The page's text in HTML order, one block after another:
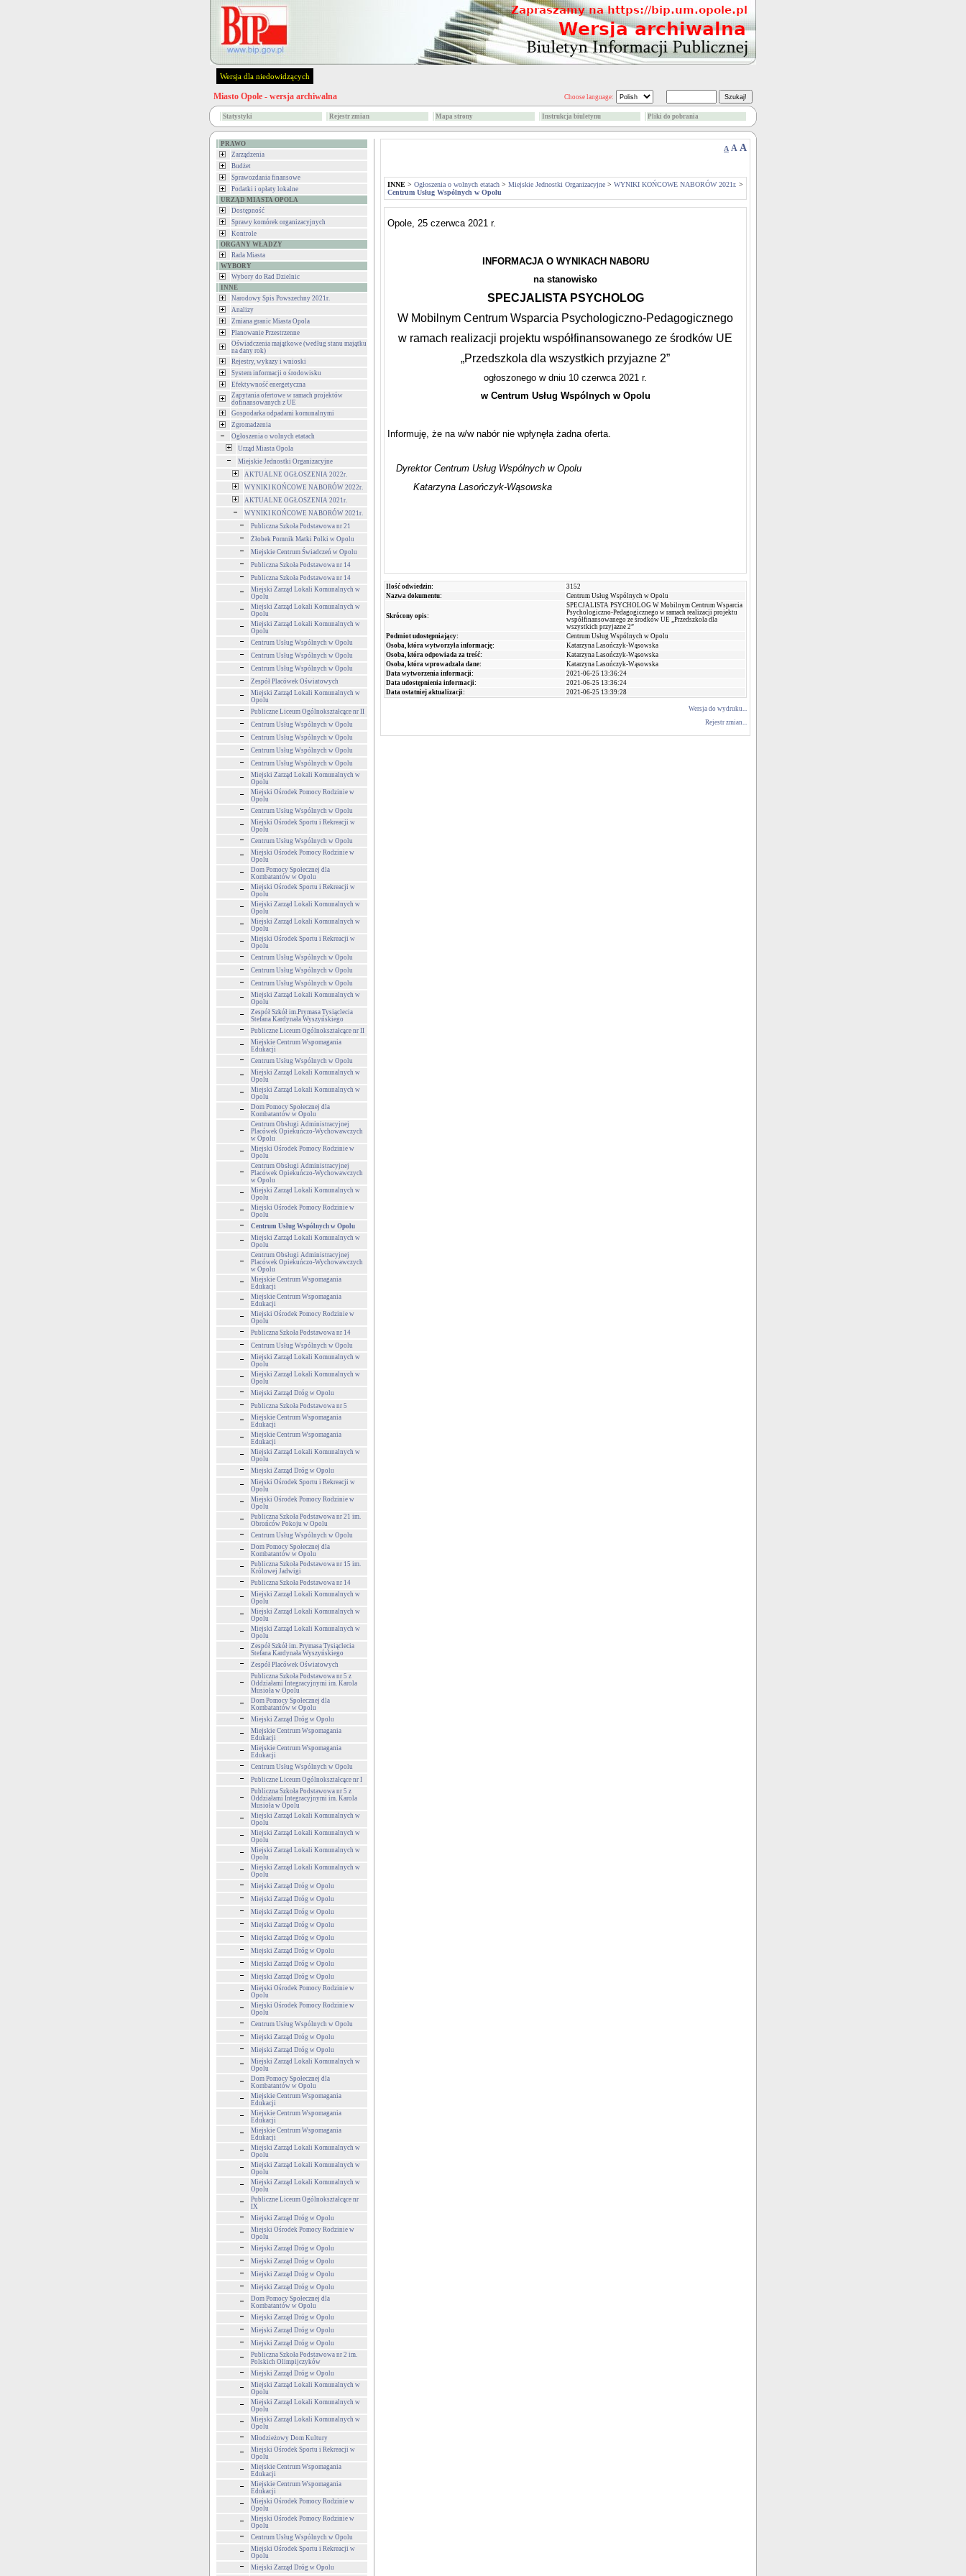
Wersja dla niedowidzących
Miasto Opole - wersja archiwalna Choose language:
Statystyki Rejestr zmian Mapa strony Instrukcja biuletynu Pliki do pobrania
PRAWO
Zarządzenia
Budżet
Sprawozdania finansowe
Podatki i opłaty lokalne
URZĄD MIASTA OPOLA
Dostępność
Sprawy komórek organizacyjnych
Kontrole
ORGANY WŁADZY
Rada Miasta
WYBORY
Wybory do Rad Dzielnic
INNE
Narodowy Spis Powszechny 2021r.
Analizy
Zmiana granic Miasta Opola
Planowanie Przestrzenne
Oświadczenia majątkowe (według stanu majątku
na dany rok)
Rejestry, wykazy i wnioski
System informacji o środowisku
Efektywność energetyczna
Zapytania ofertowe w ramach projektów
dofinansowanych z UE
Gospodarka odpadami komunalnymi
Zgromadzenia
Ogłoszenia o wolnych etatach
Urząd Miasta Opola
Miejskie Jednostki Organizacyjne
AKTUALNE OGŁOSZENIA 2022r.
WYNIKI KOŃCOWE NABORÓW 2022r.
AKTUALNE OGŁOSZENIA 2021r.
WYNIKI KOŃCOWE NABORÓW 2021r.
Publiczna Szkoła Podstawowa nr 21
Żłobek Pomnik Matki Polki w Opolu
Miejskie Centrum Świadczeń w Opolu
Publiczna Szkoła Podstawowa nr 14
Publiczna Szkoła Podstawowa nr 14
Miejski Zarząd Lokali Komunalnych w
Opolu
Miejski Zarząd Lokali Komunalnych w
Opolu
Miejski Zarząd Lokali Komunalnych w
Opolu
Centrum Usług Wspólnych w Opolu
Centrum Usług Wspólnych w Opolu
Centrum Usług Wspólnych w Opolu
Zespół Placówek Oświatowych
Miejski Zarząd Lokali Komunalnych w
Opolu
Publiczne Liceum Ogólnokształcące nr II
Centrum Usług Wspólnych w Opolu
Centrum Usług Wspólnych w Opolu
Centrum Usług Wspólnych w Opolu
Centrum Usług Wspólnych w Opolu
Miejski Zarząd Lokali Komunalnych w
Opolu
Miejski Ośrodek Pomocy Rodzinie w
Opolu
Centrum Usług Wspólnych w Opolu
Miejski Ośrodek Sportu i Rekreacji w
Opolu
Centrum Usług Wspólnych w Opolu
Miejski Ośrodek Pomocy Rodzinie w
Opolu
Dom Pomocy Społecznej dla
Kombatantów w Opolu
Miejski Ośrodek Sportu i Rekreacji w
Opolu
Miejski Zarząd Lokali Komunalnych w
Opolu
Miejski Zarząd Lokali Komunalnych w
Opolu
Miejski Ośrodek Sportu i Rekreacji w
Opolu
Centrum Usług Wspólnych w Opolu
Centrum Usług Wspólnych w Opolu
Centrum Usług Wspólnych w Opolu
Miejski Zarząd Lokali Komunalnych w
Opolu
Zespół Szkół im.Prymasa Tysiąclecia
Stefana Kardynała Wyszyńskiego
Publiczne Liceum Ogólnokształcące nr II
Miejskie Centrum Wspomagania
Edukacji
Centrum Usług Wspólnych w Opolu
Miejski Zarząd Lokali Komunalnych w
Opolu
Miejski Zarząd Lokali Komunalnych w
Opolu
Dom Pomocy Społecznej dla
Kombatantów w Opolu
Centrum Obsługi Administracyjnej
Placówek Opiekuńczo-Wychowawczych
w Opolu
Miejski Ośrodek Pomocy Rodzinie w
Opolu
Centrum Obsługi Administracyjnej
Placówek Opiekuńczo-Wychowawczych
w Opolu
Miejski Zarząd Lokali Komunalnych w
Opolu
Miejski Ośrodek Pomocy Rodzinie w
Opolu
Centrum Usług Wspólnych w Opolu
Miejski Zarząd Lokali Komunalnych w
Opolu
Centrum Obsługi Administracyjnej
Placówek Opiekuńczo-Wychowawczych
w Opolu
Miejskie Centrum Wspomagania
Edukacji
Miejskie Centrum Wspomagania
Edukacji
Miejski Ośrodek Pomocy Rodzinie w
Opolu
Publiczna Szkoła Podstawowa nr 14
Centrum Usług Wspólnych w Opolu
Miejski Zarząd Lokali Komunalnych w
Opolu
Miejski Zarząd Lokali Komunalnych w
Opolu
Miejski Zarząd Dróg w Opolu
Publiczna Szkoła Podstawowa nr 5
Miejskie Centrum Wspomagania
Edukacji
Miejskie Centrum Wspomagania
Edukacji
Miejski Zarząd Lokali Komunalnych w
Opolu
Miejski Zarząd Dróg w Opolu
Miejski Ośrodek Sportu i Rekreacji w
Opolu
Miejski Ośrodek Pomocy Rodzinie w
Opolu
Publiczna Szkoła Podstawowa nr 21 im.
Obrońców Pokoju w Opolu
Centrum Usług Wspólnych w Opolu
Dom Pomocy Społecznej dla
Kombatantów w Opolu
Publiczna Szkoła Podstawowa nr 15 im.
Królowej Jadwigi
Publiczna Szkoła Podstawowa nr 14
Miejski Zarząd Lokali Komunalnych w
Opolu
Miejski Zarząd Lokali Komunalnych w
Opolu
Miejski Zarząd Lokali Komunalnych w
Opolu
Zespół Szkół im. Prymasa Tysiąclecia
Stefana Kardynała Wyszyńskiego
Zespół Placówek Oświatowych
Publiczna Szkoła Podstawowa nr 5 z
Oddziałami Integracyjnymi im. Karola
Musioła w Opolu
Dom Pomocy Społecznej dla
Kombatantów w Opolu
Miejski Zarząd Dróg w Opolu
Miejskie Centrum Wspomagania
Edukacji
Miejskie Centrum Wspomagania
Edukacji
Centrum Usług Wspólnych w Opolu
Publiczne Liceum Ogólnokształcące nr I
Publiczna Szkoła Podstawowa nr 5 z
Oddziałami Integracyjnymi im. Karola
Musioła w Opolu
Miejski Zarząd Lokali Komunalnych w
Opolu
Miejski Zarząd Lokali Komunalnych w
Opolu
Miejski Zarząd Lokali Komunalnych w
Opolu
Miejski Zarząd Lokali Komunalnych w
Opolu
Miejski Zarząd Dróg w Opolu
Miejski Zarząd Dróg w Opolu
Miejski Zarząd Dróg w Opolu
Miejski Zarząd Dróg w Opolu
Miejski Zarząd Dróg w Opolu
Miejski Zarząd Dróg w Opolu
Miejski Zarząd Dróg w Opolu
Miejski Zarząd Dróg w Opolu
Miejski Ośrodek Pomocy Rodzinie w
Opolu
Miejski Ośrodek Pomocy Rodzinie w
Opolu
Centrum Usług Wspólnych w Opolu
Miejski Zarząd Dróg w Opolu
Miejski Zarząd Dróg w Opolu
Miejski Zarząd Lokali Komunalnych w
Opolu
Dom Pomocy Społecznej dla
Kombatantów w Opolu
Miejskie Centrum Wspomagania
Edukacji
Miejskie Centrum Wspomagania
Edukacji
Miejskie Centrum Wspomagania
Edukacji
Miejski Zarząd Lokali Komunalnych w
Opolu
Miejski Zarząd Lokali Komunalnych w
Opolu
Miejski Zarząd Lokali Komunalnych w
Opolu
Publiczne Liceum Ogólnokształcące nr
IX
Miejski Zarząd Dróg w Opolu
Miejski Ośrodek Pomocy Rodzinie w
Opolu
Miejski Zarząd Dróg w Opolu
Miejski Zarząd Dróg w Opolu
Miejski Zarząd Dróg w Opolu
Miejski Zarząd Dróg w Opolu
Dom Pomocy Społecznej dla
Kombatantów w Opolu
Miejski Zarząd Dróg w Opolu
Miejski Zarząd Dróg w Opolu
Miejski Zarząd Dróg w Opolu
Publiczna Szkoła Podstawowa nr 2 im.
Polskich Olimpijczyków
Miejski Zarząd Dróg w Opolu
Miejski Zarząd Lokali Komunalnych w
Opolu
Miejski Zarząd Lokali Komunalnych w
Opolu
Miejski Zarząd Lokali Komunalnych w
Opolu
Młodzieżowy Dom Kultury
Miejski Ośrodek Sportu i Rekreacji w
Opolu
Miejskie Centrum Wspomagania
Edukacji
Miejskie Centrum Wspomagania
Edukacji
Miejski Ośrodek Pomocy Rodzinie w
Opolu
Miejski Ośrodek Pomocy Rodzinie w
Opolu
Centrum Usług Wspólnych w Opolu
Miejski Ośrodek Sportu i Rekreacji w
Opolu
Miejski Zarząd Dróg w Opolu
A A A
INNE > Ogłoszenia o wolnych etatach > Miejskie Jednostki Organizacyjne > WYNIKI KOŃCOWE NABORÓW 2021r. >
Centrum Usług Wspólnych w Opolu
Opole, 25 czerwca 2021 r.
INFORMACJA O WYNIKACH NABORU
na stanowisko
SPECJALISTA PSYCHOLOG
W Mobilnym Centrum Wsparcia Psychologiczno-Pedagogicznego
w ramach realizacji projektu współfinansowanego ze środków UE
„Przedszkola dla wszystkich przyjazne 2”
ogłoszonego w dniu 10 czerwca 2021 r.
w Centrum Usług Wspólnych w Opolu
Informuję, że na w/w nabór nie wpłynęła żadna oferta.
Dyrektor Centrum Usług Wspólnych w Opolu
Katarzyna Lasończyk-Wąsowska
Ilość odwiedzin:
3152
Nazwa dokumentu:
Centrum Usług Wspólnych w Opolu
Skrócony opis:
SPECJALISTA PSYCHOLOG W Mobilnym Centrum Wsparcia
Psychologiczno-Pedagogicznego w ramach realizacji projektu
współfinansowanego ze środków UE „Przedszkola dla
wszystkich przyjazne 2”
Podmiot udostępniający:
Centrum Usług Wspólnych w Opolu
Osoba, która wytworzyła informację:
Katarzyna Lasończyk-Wąsowska
Osoba, która odpowiada za treść:
Katarzyna Lasończyk-Wąsowska
Osoba, która wprowadzała dane:
Katarzyna Lasończyk-Wąsowska
Data wytworzenia informacji:
2021-06-25 13:36:24
Data udostępnienia informacji:
2021-06-25 13:36:24
Data ostatniej aktualizacji:
2021-06-25 13:39:28
Wersja do wydruku...
Rejestr zmian...